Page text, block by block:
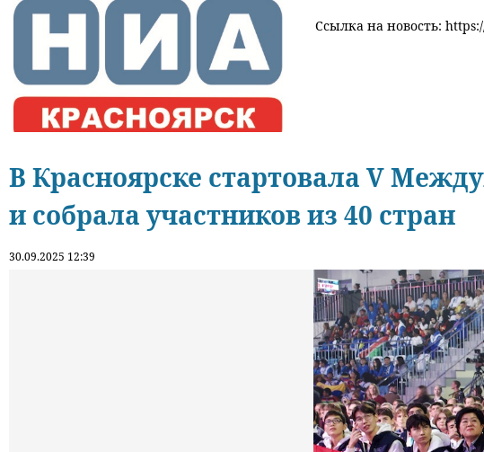
Ссылка на новость:
В Красноярске стартовала V
и собрала участников из 40 стран
30.09.2025 12:39